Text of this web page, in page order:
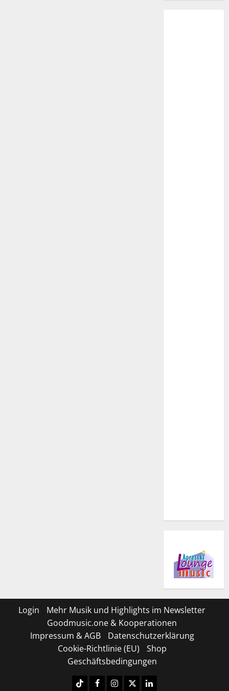
Login
Mehr Musik und Highlights im Newsletter
Goodmusic.one & Kooperationen
Impressum & AGB
Datenschutzerklärung
Cookie-Richtlinie (EU)
Shop
Geschäftsbedingungen
TiktokFacebook
Instagram
X LinkedIN